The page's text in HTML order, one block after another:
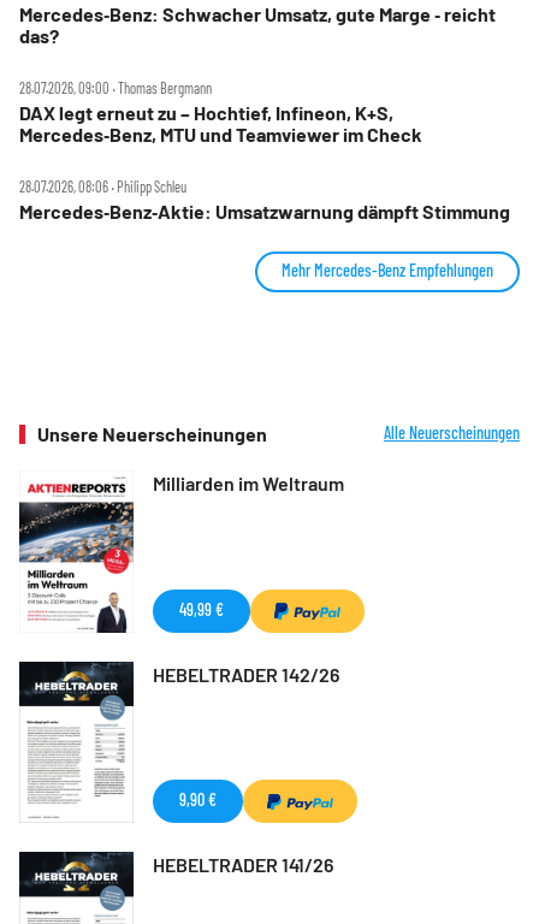
Mercedes‑Benz: Schwacher Umsatz, gute Marge ‑ reicht
das?
28.07.2026, 09:00 ‧ Thomas Bergmann
DAX legt erneut zu – Hochtief, Infineon, K+S,
Mercedes‑Benz, MTU und Teamviewer im Check
28.07.2026, 08:06 ‧ Philipp Schleu
Mercedes‑Benz‑Aktie: Umsatzwarnung dämpft Stimmung
Mehr Mercedes-Benz Empfehlungen
Unsere Neuerscheinungen Alle Neuerscheinungen
Milliarden im Weltraum
49,99 €
HEBELTRADER 142/26
9,90 €
HEBELTRADER 141/26